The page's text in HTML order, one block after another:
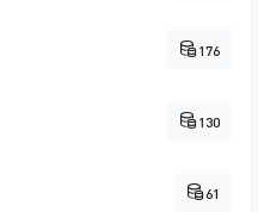
176
130
61